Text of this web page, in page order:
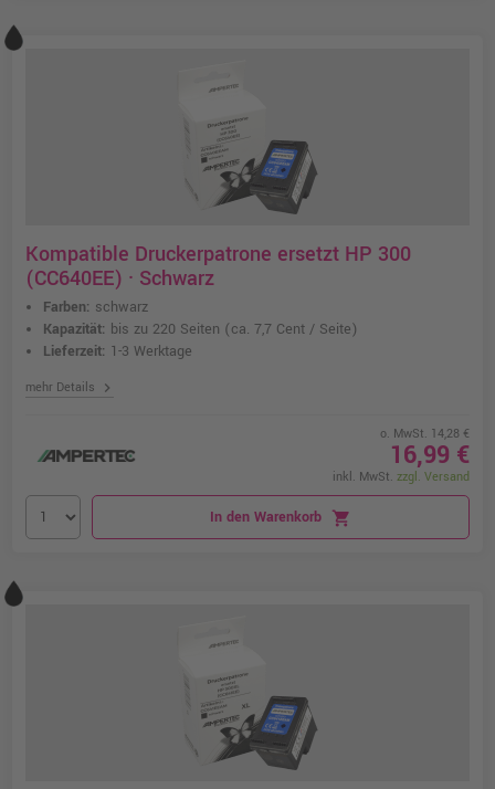
Kompatible Druckerpatrone ersetzt HP 300
(CC640EE) · Schwarz
Farben: schwarz
Kapazität: bis zu 220 Seiten (ca. 7,7 Cent / Seite)
Lieferzeit: 1-3 Werktage
mehr Details chevron_right
o. MwSt. 14,28 €
16,99 €
inkl. MwSt. zzgl. Versand
In den Warenkorb shopping_cart